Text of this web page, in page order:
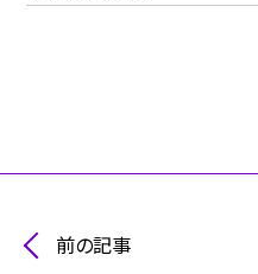
前の記事